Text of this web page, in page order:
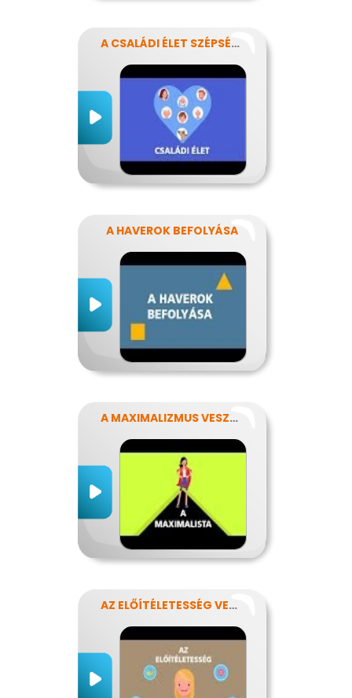
A CSALÁDI ÉLET SZÉPSÉGEI ÉS NEHÉZSÉGEI
A HAVEROK BEFOLYÁSA
A MAXIMALIZMUS VESZÉLYEI
AZ ELŐÍTÉLETESSÉG VESZÉLYEI